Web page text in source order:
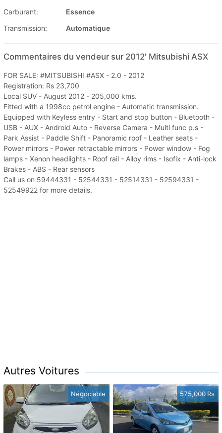
Carburant:
Essence
Transmission:
Automatique
Commentaires du vendeur sur 2012' Mitsubishi ASX
FOR SALE: #MITSUBISHI #ASX - 2.0 - 2012
Registration: Rs 23,700
Local SUV - August 2012 - 205,000 kms.
Fitted with a 1998cc petrol engine - Automatic transmission.
Equipped with Keyless entry - Start and stop button - Bluetooth -
USB - AUX - Android Auto - Reverse Camera - Multi func p.s -
Park Assist - Paddle Shift - Panoramic roof - Leather seats -
Power mirrors - Power retractable mirrors - Power window - Fog
lamps - Xenon headlights - Roof rail - Alloy rims - Isofix - Anti-lock
Brakes - ABS - Rear sensors
Call us on 59444331 - 52544331 - 52514331 - 52594331 -
52549922 for more details.
Autres Voitures
Négociable 575,000 Rs